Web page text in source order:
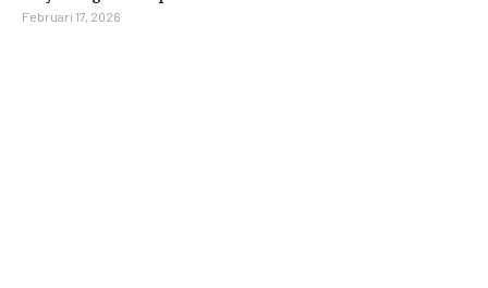
Februari 17, 2026